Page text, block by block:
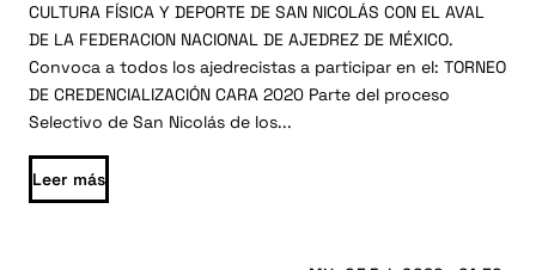
CULTURA FÍSICA Y DEPORTE DE SAN NICOLÁS CON EL AVAL
DE LA FEDERACION NACIONAL DE AJEDREZ DE MÉXICO.
Convoca a todos los ajedrecistas a participar en el: TORNEO
DE CREDENCIALIZACIÓN CARA 2020 Parte del proceso
Selectivo de San Nicolás de los...
Leer más